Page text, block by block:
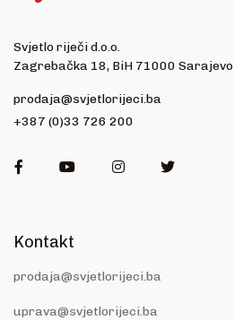
Svjetlo riječi d.o.o.
Zagrebačka 18, BiH 71000 Sarajevo
prodaja@svjetlorijeci.ba
+387 (0)33 726 200
FacebookYoutubeInstagramTwitter
Kontakt
prodaja@svjetlorijeci.ba
uprava@svjetlorijeci.ba